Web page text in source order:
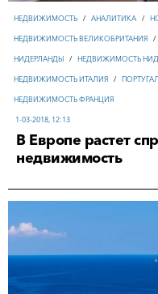
НЕДВИЖИМОСТЬ / АНАЛИТИКА /
НЕДВИЖИМОСТЬ ВЕЛИКОБРИТАНИЯ /
НИДЕРЛАНДЫ / НЕДВИЖИМОСТЬ
НЕДВИЖИМОСТЬ ИТАЛИЯ /
НЕДВИЖИМОСТЬ ФРАНЦИЯ
1-03-2018, 12:13
В Европе растет
недвижимость